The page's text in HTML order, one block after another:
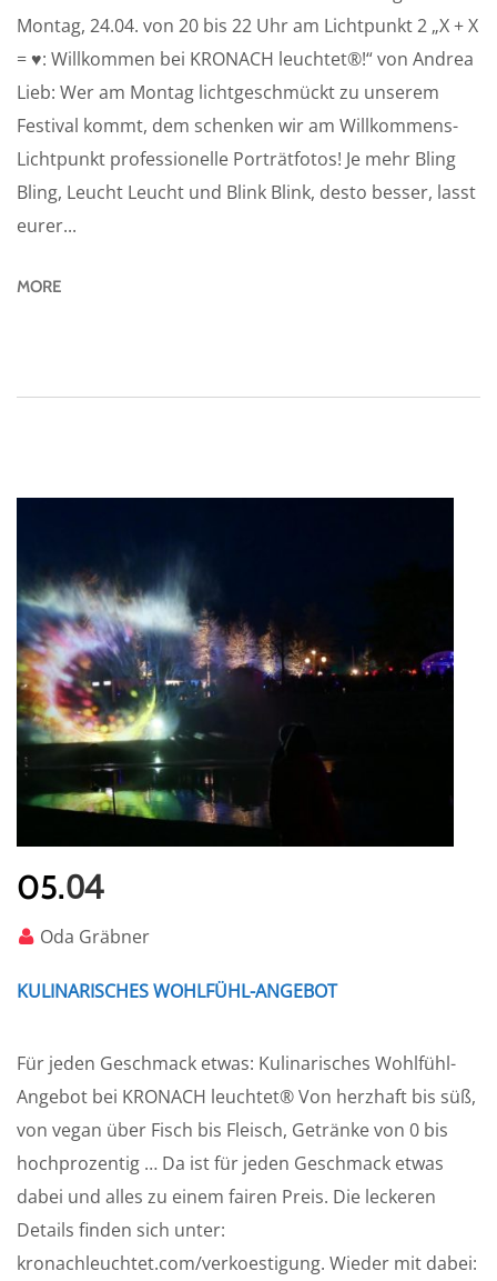
Montag, 24.04. von 20 bis 22 Uhr am Lichtpunkt 2 „X + X
= ♥: Willkommen bei KRONACH leuchtet®!“ von Andrea
Lieb: Wer am Montag lichtgeschmückt zu unserem
Festival kommt, dem schenken wir am Willkommens-
Lichtpunkt professionelle Porträtfotos! Je mehr Bling
Bling, Leucht Leucht und Blink Blink, desto besser, lasst
eurer...
MORE
05.04
Oda Gräbner
KULINARISCHES WOHLFÜHL-ANGEBOT
Für jeden Geschmack etwas: Kulinarisches Wohlfühl-
Angebot bei KRONACH leuchtet® Von herzhaft bis süß,
von vegan über Fisch bis Fleisch, Getränke von 0 bis
hochprozentig … Da ist für jeden Geschmack etwas
dabei und alles zu einem fairen Preis. Die leckeren
Details finden sich unter:
kronachleuchtet.com/verkoestigung. Wieder mit dabei: